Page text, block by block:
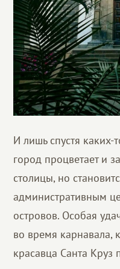
И лишь спустя каких-
город процветает и
столицы, но
административным
островов. Особая
во время карнавала,
красавца Санта Круз